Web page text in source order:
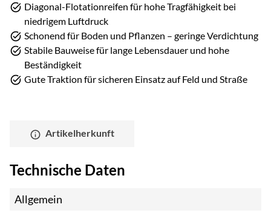
Diagonal-Flotationreifen für hohe Tragfähigkeit bei
niedrigem Luftdruck
Schonend für Boden und Pflanzen – geringe Verdichtung
Stabile Bauweise für lange Lebensdauer und hohe
Beständigkeit
Gute Traktion für sicheren Einsatz auf Feld und Straße
Artikelherkunft
Technische Daten
Allgemein